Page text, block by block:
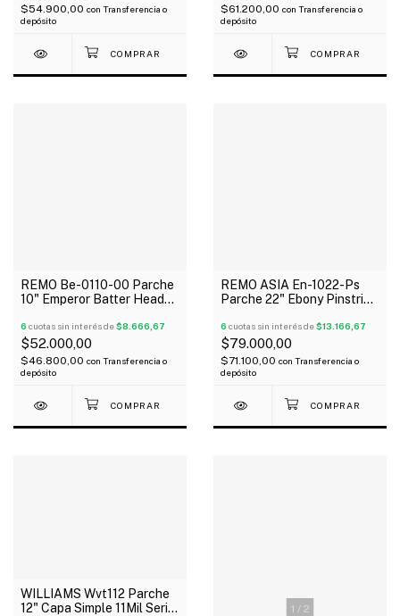
$54.900,00 con Transferencia o
depósito
$61.200,00 con Transferencia o
depósito
REMO Be-0110-00 Parche
10" Emperor Batter Head
6 cuotas sin interés de$8.666,67
$52.000,00
$46.800,00 con Transferencia o
depósito
REMO ASIA En-1022-Ps
Parche 22" Ebony Pinstripe
6 cuotas sin interés de$13.166,67
$79.000,00
$71.100,00 con Transferencia o
depósito
WILLIAMS Wvt112 Parche
12" Capa Simple 11Mil Serie
1 / 2